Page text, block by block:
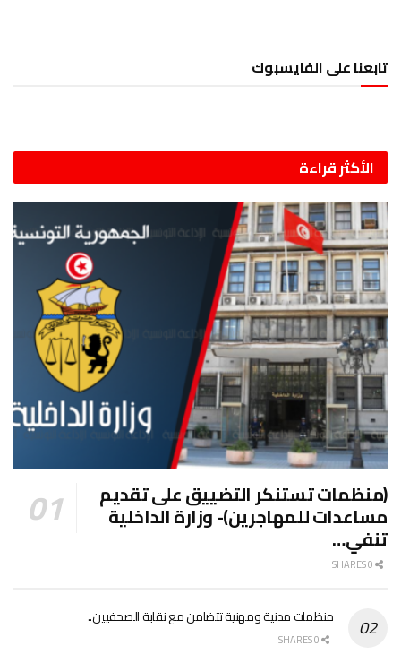
تابعنا على الفايسبوك
الأكثر قراءة
(منظمات تستنكر التضييق على تقديم
مساعدات للمهاجرين)- وزارة الداخلية
تنفي…
منظمات مدنية ومهنية تتضامن مع نقابة الصحفيين..